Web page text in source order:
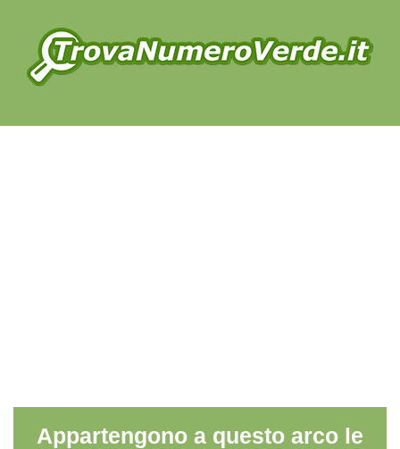
Appartengono a questo arco le